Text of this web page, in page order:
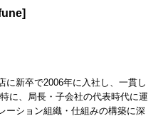
に新卒で2006年に入社し、一貫し
に、局長・子会社の代表時代に運
ーション組織・仕組みの構築に深